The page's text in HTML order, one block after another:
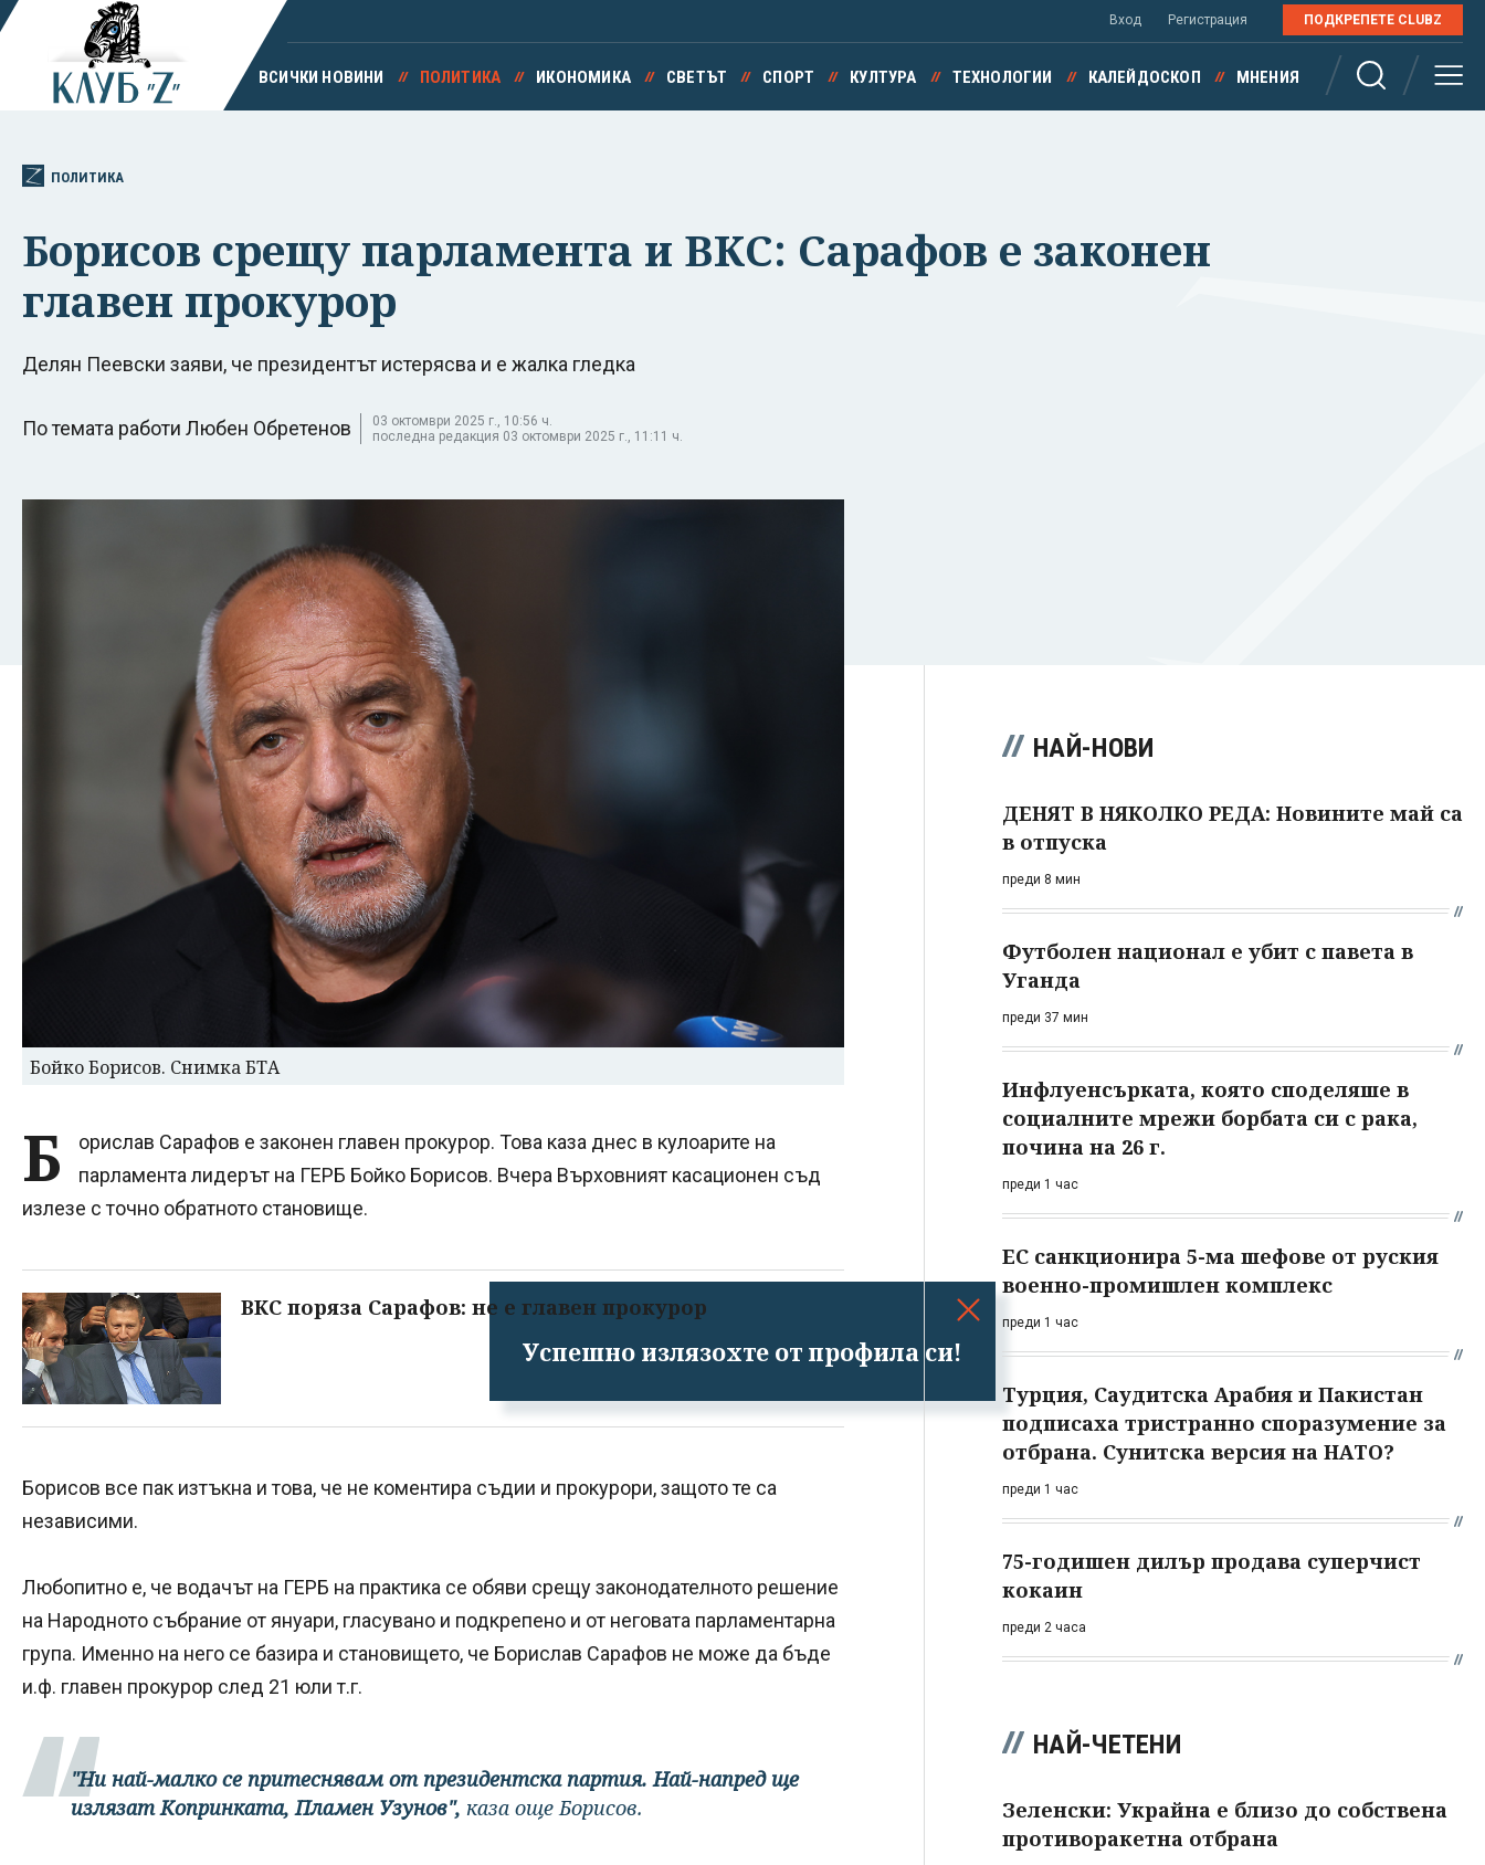
Успешно излязохте от профила си!
Вход Регистрация ПОДКРЕПЕТЕ CLUBZ
ВСИЧКИ НОВИНИ ПОЛИТИКА ИКОНОМИКА СВЕТЪТ СПОРТ КУЛТУРА ТЕХНОЛОГИИ КАЛЕЙДОСКОП МНЕНИЯ
ПОЛИТИКА
Борисов срещу парламента и ВКС: Сарафов е законен
главен прокурор
Делян Пеевски заяви, че президентът истерясва и е жалка гледка
По темата работи Любен Обретенов
03 октомври 2025 г., 10:56 ч.
последна редакция 03 октомври 2025 г., 11:11 ч.
Бойко Борисов. Снимка БТА
Б
орислав Сарафов е законен главен прокурор. Това каза днес в кулоарите на
парламента лидерът на ГЕРБ Бойко Борисов. Вчера Върховният касационен съд
излезе с точно обратното становище.
ВКС поряза Сарафов: не е главен прокурор
Борисов все пак изтъкна и това, че не коментира съдии и прокурори, защото те са
независими.
Любопитно е, че водачът на ГЕРБ на практика се обяви срещу законодателното решение
на Народното събрание от януари, гласувано и подкрепено и от неговата парламентарна
група. Именно на него се базира и становището, че Борислав Сарафов не може да бъде
и.ф. главен прокурор след 21 юли т.г.
"Ни най-малко се притеснявам от президентска партия. Най-напред ще
излязат Копринката, Пламен Узунов", каза още Борисов.
НАЙ-НОВИ
ДЕНЯТ В НЯКОЛКО РЕДА: Новините май са
в отпуска
преди 8 мин
Футболен национал е убит с павета в
Уганда
преди 37 мин
Инфлуенсърката, която споделяше в
социалните мрежи борбата си с рака,
почина на 26 г.
преди 1 час
ЕС санкционира 5-ма шефове от руския
военно-промишлен комплекс
преди 1 час
Турция, Саудитска Арабия и Пакистан
подписаха тристранно споразумение за
отбрана. Сунитска версия на НАТО?
преди 1 час
75-годишен дилър продава суперчист
кокаин
преди 2 часа
НАЙ-ЧЕТЕНИ
Зеленски: Украйна е близо до собствена
противоракетна отбрана